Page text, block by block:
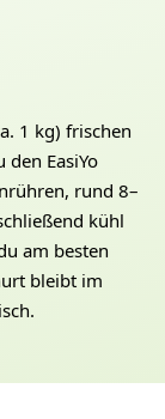
1 kg) frischen
EasiYo
rund 8–
kühl
am besten
bleibt im